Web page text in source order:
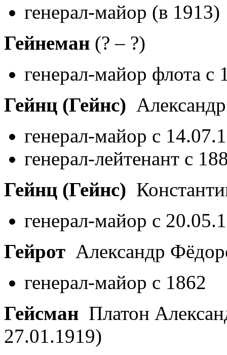
генерал-майор (в 1913)
Гейнеман (? – ?)
генерал-майор флота с
Гейнц (Гейнс)
генерал-майор с
генерал-лейтенант с
Гейнц (Гейнс)
генерал-майор с
Гейрот Александр
генерал-майор с 1862
Гейсман Платон
27.01.1919)